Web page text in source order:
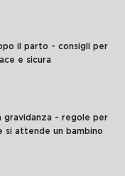
il parto - consigli per
e sicura
gravidanza - regole per
si attende un bambino